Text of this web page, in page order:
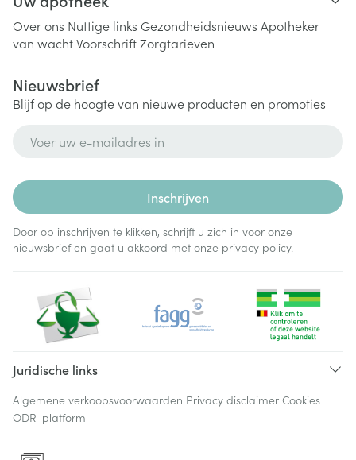
Over ons Nuttige links Gezondheidsnieuws Apotheker
van wachtVoorschriftZorgtarieven
Nieuwsbrief
Blijf op de hoogte van nieuwe producten en promoties
Inschrijven
Door op inschrijven te klikken, schrijft u zich in voor onze
nieuwsbrief en gaat u akkoord met onze privacy policy.
Juridische links
Algemene verkoopsvoorwaarden Privacy disclaimer Cookies
ODR-platform